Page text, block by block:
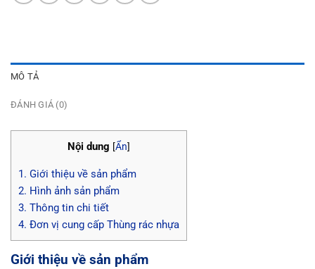
MÔ TẢ
ĐÁNH GIÁ (0)
Nội dung [Ẩn]
1. Giới thiệu về sản phẩm
2. Hình ảnh sản phẩm
3. Thông tin chi tiết
4. Đơn vị cung cấp Thùng rác nhựa
Giới thiệu về sản phẩm